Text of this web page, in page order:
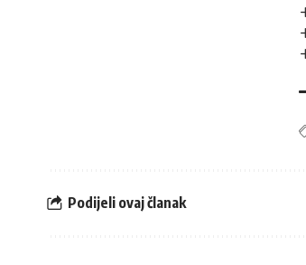
Podijeli ovaj članak